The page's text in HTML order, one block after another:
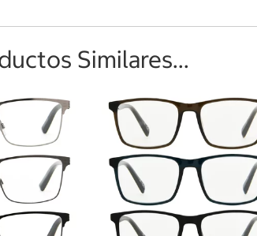
Similares...